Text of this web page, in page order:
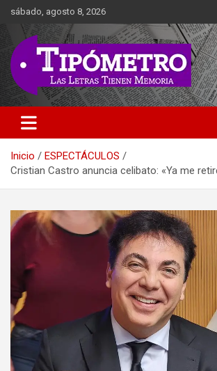
Saltar
contenido
sábado, agosto 8, 2026
Tipometro
Las Letras Tienen Memoria
Inicio
ESPECTÁCULOS
Cristian Castro anuncia celibato: «Ya me